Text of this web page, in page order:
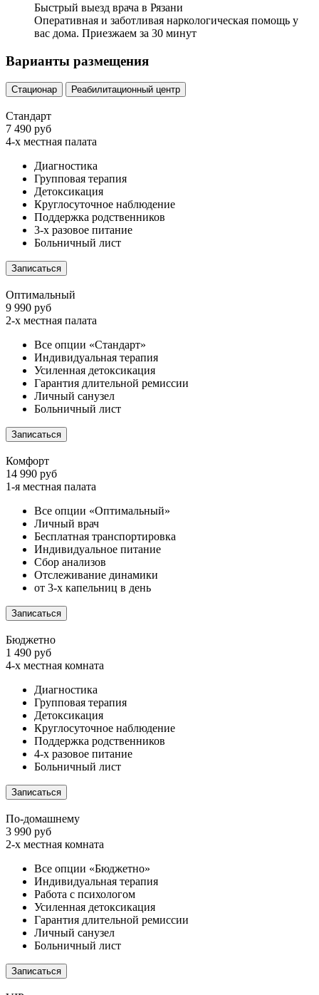
Быстрый выезд врача в Рязани
Оперативная и заботливая наркологическая помощь у
вас дома. Приезжаем за 30 минут
Варианты размещения
Стационар Реабилитационный центр
Стандарт
7 490 руб
4-х местная палата
Диагностика
Групповая терапия
Детоксикация
Круглосуточное наблюдение
Поддержка родственников
3-х разовое питание
Больничный лист
Записаться
Оптимальный
9 990 руб
2-х местная палата
Все опции «Стандарт»
Индивидуальная терапия
Усиленная детоксикация
Гарантия длительной ремиссии
Личный санузел
Больничный лист
Записаться
Комфорт
14 990 руб
1-я местная палата
Все опции «Оптимальный»
Личный врач
Бесплатная транспортировка
Индивидуальное питание
Сбор анализов
Отслеживание динамики
от 3-х капельниц в день
Записаться
Бюджетно
1 490 руб
4-х местная комната
Диагностика
Групповая терапия
Детоксикация
Круглосуточное наблюдение
Поддержка родственников
4-х разовое питание
Больничный лист
Записаться
По-домашнему
3 990 руб
2-х местная комната
Все опции «Бюджетно»
Индивидуальная терапия
Работа с психологом
Усиленная детоксикация
Гарантия длительной ремиссии
Личный санузел
Больничный лист
Записаться